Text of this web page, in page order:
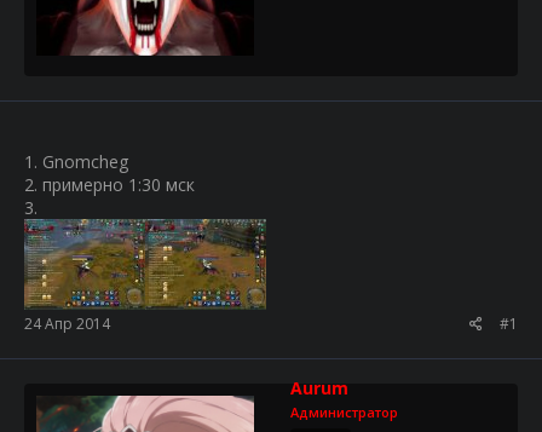
1. Gnomcheg
2. примерно 1:30 мск
3.
24 Апр 2014 #1
Aurum
Администратор